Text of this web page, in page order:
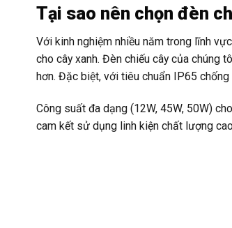
Tại sao nên chọn đèn
Với kinh nghiệm nhiều năm trong lĩnh
cho cây xanh. Đèn chiếu cây của chúng
hơn. Đặc biệt, với tiêu chuẩn IP65
Công suất đa dạng (12W, 45W, 50W)
cam kết sử dụng linh kiện chất lượng